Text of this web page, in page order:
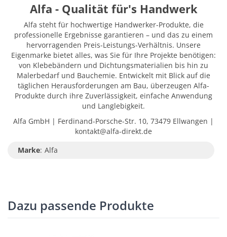
Alfa - Qualität für's Handwerk
Alfa steht für hochwertige Handwerker-Produkte, die
professionelle Ergebnisse garantieren – und das zu einem
hervorragenden Preis-Leistungs-Verhältnis. Unsere
Eigenmarke bietet alles, was Sie für Ihre Projekte benötigen:
von Klebebändern und Dichtungsmaterialien bis hin zu
Malerbedarf und Bauchemie. Entwickelt mit Blick auf die
täglichen Herausforderungen am Bau, überzeugen Alfa-
Produkte durch ihre Zuverlässigkeit, einfache Anwendung
und Langlebigkeit.
Alfa GmbH | Ferdinand-Porsche-Str. 10, 73479 Ellwangen |
kontakt@alfa-direkt.de
Marke: Alfa
Dazu passende Produkte